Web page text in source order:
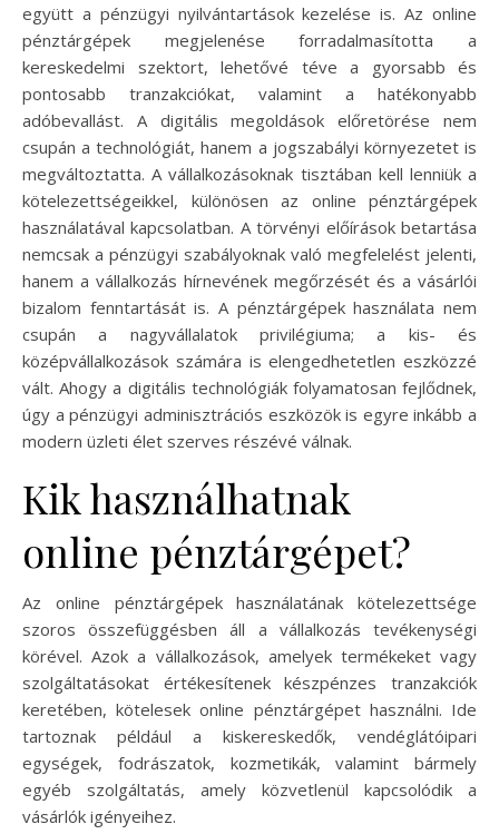
együtt a pénzügyi nyilvántartások kezelése is. Az online
pénztárgépek megjelenése forradalmasította a
kereskedelmi szektort, lehetővé téve a gyorsabb és
pontosabb tranzakciókat, valamint a hatékonyabb
adóbevallást. A digitális megoldások előretörése nem
csupán a technológiát, hanem a jogszabályi környezetet is
megváltoztatta. A vállalkozásoknak tisztában kell lenniük a
kötelezettségeikkel, különösen az online pénztárgépek
használatával kapcsolatban. A törvényi előírások betartása
nemcsak a pénzügyi szabályoknak való megfelelést jelenti,
hanem a vállalkozás hírnevének megőrzését és a vásárlói
bizalom fenntartását is. A pénztárgépek használata nem
csupán a nagyvállalatok privilégiuma; a kis- és
középvállalkozások számára is elengedhetetlen eszközzé
vált. Ahogy a digitális technológiák folyamatosan fejlődnek,
úgy a pénzügyi adminisztrációs eszközök is egyre inkább a
modern üzleti élet szerves részévé válnak.
Kik használhatnak
online pénztárgépet?
Az online pénztárgépek használatának kötelezettsége
szoros összefüggésben áll a vállalkozás tevékenységi
körével. Azok a vállalkozások, amelyek termékeket vagy
szolgáltatásokat értékesítenek készpénzes tranzakciók
keretében, kötelesek online pénztárgépet használni. Ide
tartoznak például a kiskereskedők, vendéglátóipari
egységek, fodrászatok, kozmetikák, valamint bármely
egyéb szolgáltatás, amely közvetlenül kapcsolódik a
vásárlók igényeihez.